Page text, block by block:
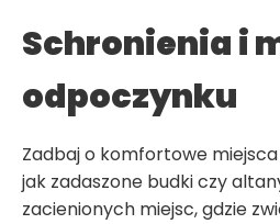
Schronienia i
odpoczynku
Zadbaj o komfortowe
jak zadaszone budki czy
zacienionych miejsc, gdzie